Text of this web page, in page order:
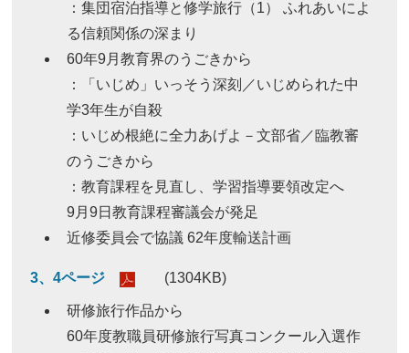
：集団宿泊指導と修学旅行（1） ふれあいによ
る信頼関係の深まり
60年9月教育界のうごきから
：「いじめ」いっそう深刻／いじめられた中
学3年生が自殺
：いじめ根絶に全力あげよ－文部省／臨教審
のうごきから
：教育課程を見直し、学習指導要領改定へ
9月9日教育課程審議会が発足
近修委員会で協議 62年度輸送計画
3、4ページ (1304KB)
研修旅行作品から
60年度教職員研修旅行写真コンクール入選作